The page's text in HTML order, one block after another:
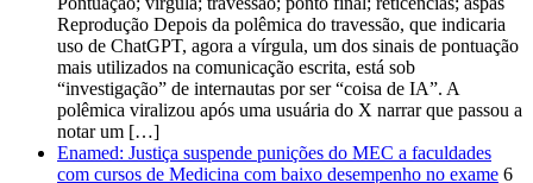
Reprodução Depois da polêmica do travessão, que indicaria
uso de ChatGPT, agora a vírgula, um dos sinais de pontuação
mais utilizados na comunicação escrita, está sob
“investigação” de internautas por ser “coisa de IA”. A
polêmica viralizou após uma usuária do X narrar que passou a
notar um […]
Enamed: Justiça suspende punições do MEC a faculdades
com cursos de Medicina com baixo desempenho no exame 6